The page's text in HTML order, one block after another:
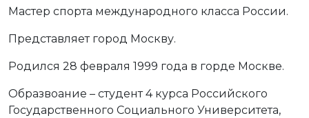
Мастер спорта международного класса России.
Представляет город Москву.
Родился 28 февраля 1999 года в горде Москве.
Образвоание – студент 4 курса Российского
Государственного Социального Университета,